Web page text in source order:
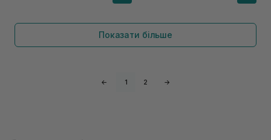
Показати більше
← 1 2 →